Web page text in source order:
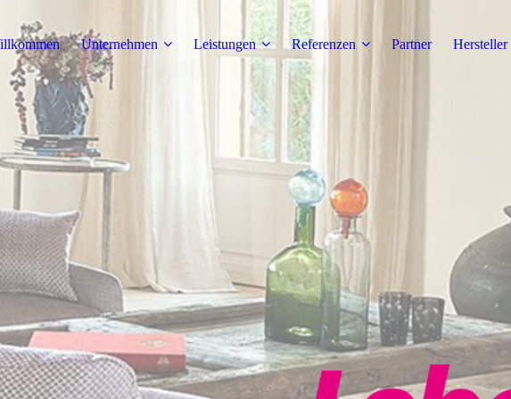
Unternehmen Leistungen Referenzen Partner Hersteller